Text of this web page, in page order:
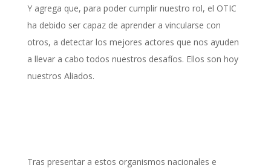
Y agrega que, para poder cumplir nuestro rol, el OTIC
ha debido ser capaz de aprender a vincularse con
otros, a detectar los mejores actores que nos ayuden
a llevar a cabo todos nuestros desafíos. Ellos son hoy
nuestros Aliados.
Tras presentar a estos organismos nacionales e